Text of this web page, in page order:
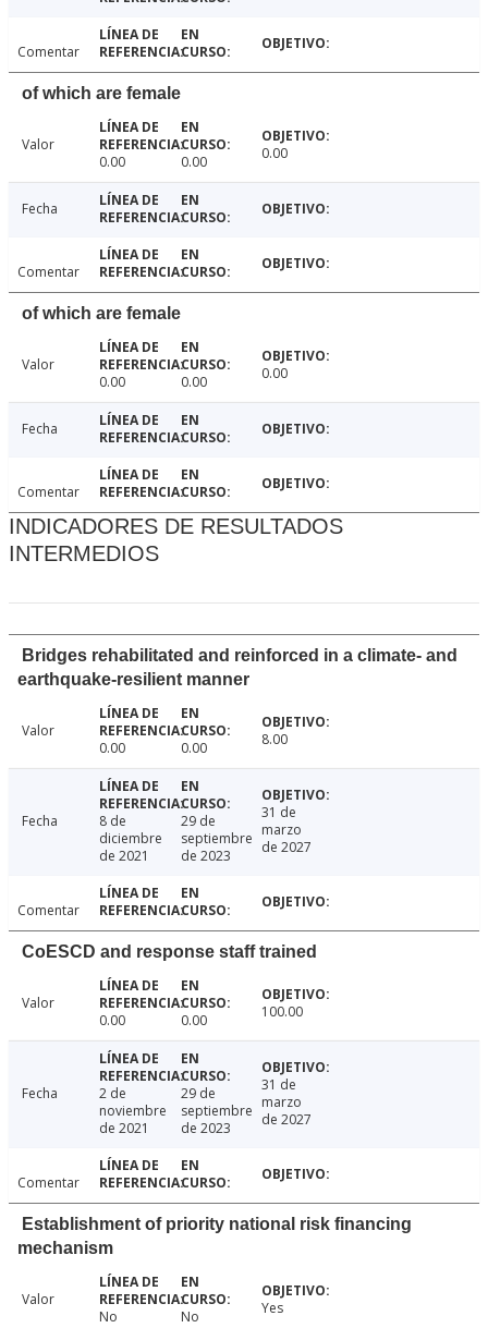
Comentar
of which are female
Valor
0.00
0.00 0.00
Fecha
Comentar
of which are female
Valor
0.00
0.00 0.00
Fecha
Comentar
INDICADORES DE RESULTADOS
INTERMEDIOS
Bridges rehabilitated and reinforced in a climate- and
earthquake-resilient manner
Valor
0.00
0.00 8.00
Fecha
8 de
diciembre
de 2021
29 de
septiembre
de 2023
31 de
marzo
de 2027
Comentar
CoESCD and response staff trained
Valor
0.00
0.00 100.00
Fecha
2 de
noviembre
de 2021
29 de
septiembre
de 2023
31 de
marzo
de 2027
Comentar
Establishment of priority national risk financing
mechanism
Valor
No
No Yes